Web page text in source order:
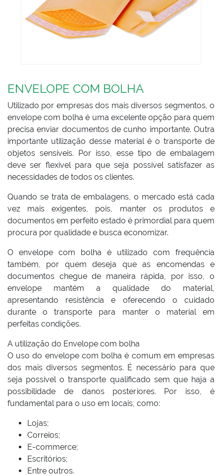
ENVELOPE COM BOLHA
Utilizado por empresas dos mais diversos segmentos, o
envelope com bolha é uma excelente opção para quem
precisa enviar documentos de cunho importante. Outra
importante utilização desse material é o transporte de
objetos sensíveis. Por isso, esse tipo de embalagem
deve ser flexível para que seja possível satisfazer as
necessidades de todos os clientes.
Quando se trata de embalagens, o mercado está cada
vez mais exigentes, pois, manter os produtos e
documentos em perfeito estado é primordial para quem
procura por qualidade e busca economizar.
O envelope com bolha é utilizado com frequência
também, por quem deseja que as encomendas e
documentos chegue de maneira rápida, por isso, o
envelope mantém a qualidade do material,
apresentando resistência e oferecendo o cuidado
durante o transporte para manter o material em
perfeitas condições.
A utilização do Envelope com bolha
O uso do envelope com bolha é comum em empresas
dos mais diversos segmentos. É necessário para que
seja possível o transporte qualificado sem que haja a
possibilidade de danos posteriores. Por isso, é
fundamental para o uso em locais, como:
Lojas;
Correios;
E-commerce;
Escritórios;
Entre outros.